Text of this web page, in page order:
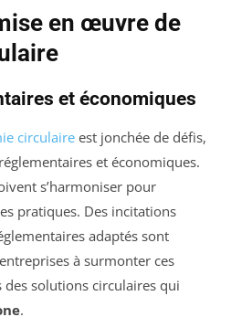
en œuvre de
et économiques
circulaire est jonchée de défis,
et économiques.
s’harmoniser pour
pratiques. Des incitations
adaptés sont
à surmonter ces
solutions circulaires qui
.